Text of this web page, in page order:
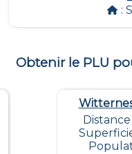
:
Obtenir le PLU